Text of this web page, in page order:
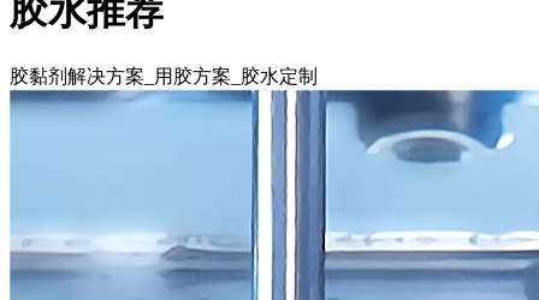
胶水推荐
胶黏剂解决方案_用胶方案_胶水定制